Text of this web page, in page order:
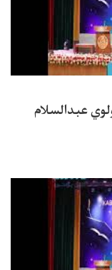
عبدالسلام